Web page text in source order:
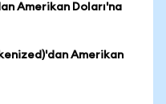
Amerikan Doları'na
Amerikan